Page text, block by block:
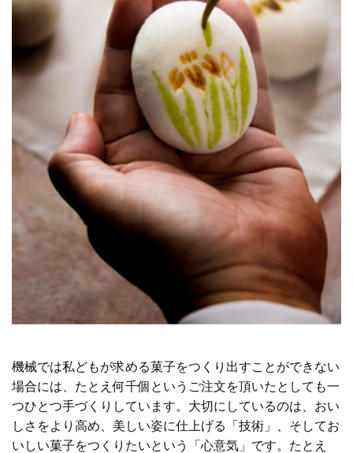
機械では私どもが求める菓子をつくり出すことができない
場合には、たとえ何千個というご注文を頂いたとしても一
つひとつ手づくりしています。大切にしているのは、おい
しさをより高め、美しい姿に仕上げる「技術」、そしてお
いしい菓子をつくりたいという「心意気」です。たとえ